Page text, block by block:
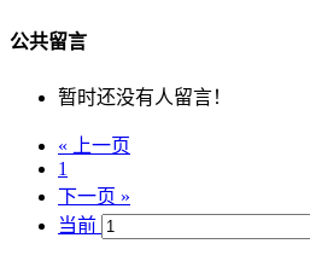
公共留言
暂时还没有人留言！
« 上一页
1
下一页 »
当前